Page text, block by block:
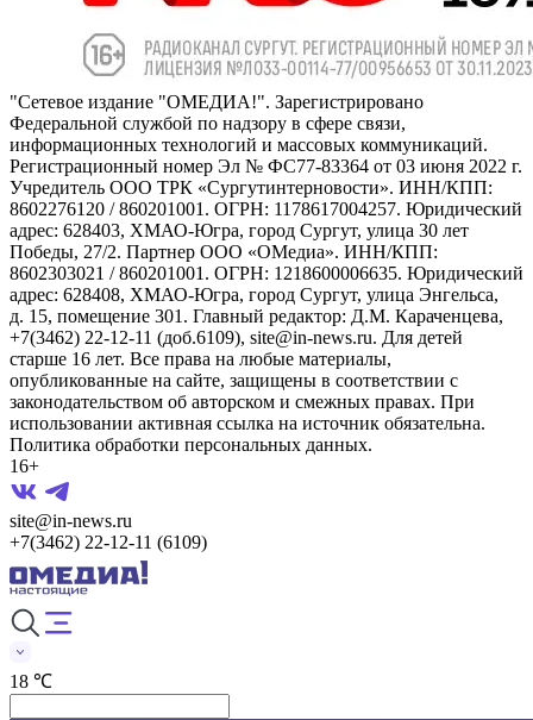
"Сетевое издание "ОМЕДИА!". Зарегистрировано
Федеральной службой по надзору в сфере связи,
информационных технологий и массовых коммуникаций.
Регистрационный номер Эл № ФС77-83364 от 03 июня 2022 г.
Учредитель ООО ТРК «Сургутинтерновости». ИНН/КПП:
8602276120 / 860201001. ОГРН: 1178617004257. Юридический
адрес: 628403, ХМАО-Югра, город Сургут, улица 30 лет
Победы, 27/2. Партнер ООО «ОМедиа». ИНН/КПП:
8602303021 / 860201001. ОГРН: 1218600006635. Юридический
адрес: 628408, ХМАО-Югра, город Сургут, улица Энгельса,
д. 15, помещение 301. Главный редактор: Д.М. Караченцева,
+7(3462) 22-12-11 (доб.6109), site@in-news.ru. Для детей
старше 16 лет. Все права на любые материалы,
опубликованные на сайте, защищены в соответствии с
законодательством об авторском и смежных правах. При
использовании активная ссылка на источник обязательна.
Политика обработки персональных данных.
16+
site@in-news.ru
+7(3462) 22-12-11 (6109)
18 ℃